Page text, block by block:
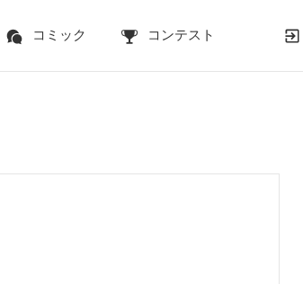
コミック コンテスト